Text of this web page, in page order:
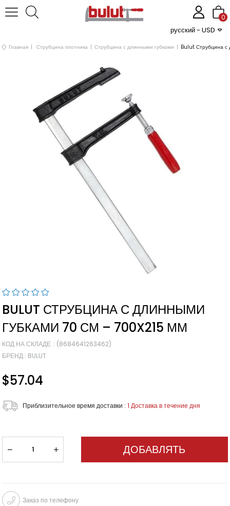
русский - USD
0
Главная Струбцина плотника Струбцина с длинными губками Bulut Струбцина
BULUT СТРУБЦИНА С ДЛИННЫМИ
ГУБКАМИ 70 СМ – 700X215 ММ
КОД НА СКЛАДЕ
(8684641263462)
БРЕНД : BULUT
$57.04
Приблизительное время доставки : 1 Доставка в течение дня
Заказ по телефону